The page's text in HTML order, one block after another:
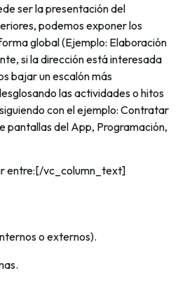
ser la presentación del
podemos exponer los
global (Ejemplo: Elaboración
si la dirección está interesada
bajar un escalón más
las actividades o hitos
con el ejemplo: Contratar
pantallas del App, Programación,
entre:[/vc_column_text]
o externos).